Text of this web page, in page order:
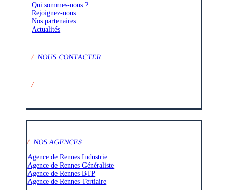
Qui sommes-nous ?
Rejoignez-nous
Nos partenaires
Actualités
/NOUS CONTACTER
/
/ NOS AGENCES
Agence de Rennes Industrie
Agence de Rennes Généraliste
Agence de Rennes BTP
Agence de Rennes Tertiaire